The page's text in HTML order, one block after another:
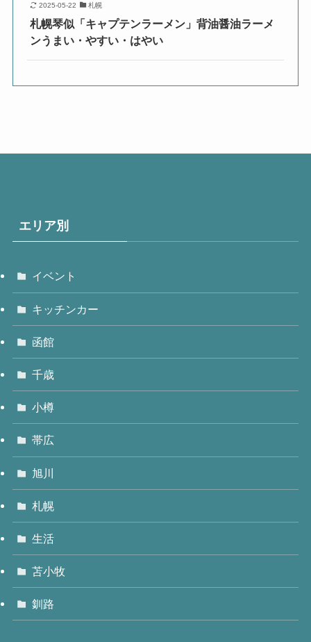
2025-05-22 札幌
札幌琴似「キャプテンラーメン」背油醤油ラーメ
ンうまい・やすい・はやい
エリア別
イベント
キッチンカー
函館
千歳
小樽
帯広
旭川
札幌
生活
苫小牧
釧路